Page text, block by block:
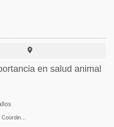

en salud animal